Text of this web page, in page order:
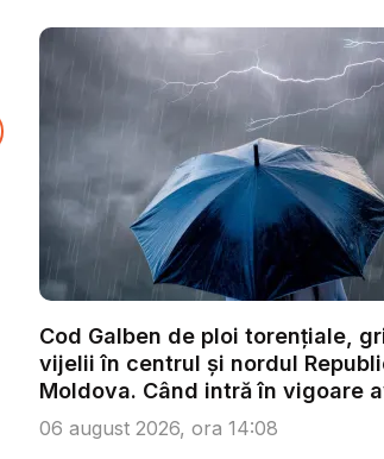
Cod Galben de ploi torențiale,
vijelii în centrul și nordul
Moldova. Când intră în vigoare
06 august 2026, ora 14:08